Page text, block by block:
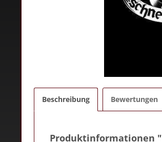
Beschreibung Bewertungen
Produktinformationen